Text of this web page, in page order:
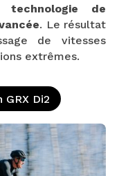
technologie de
. Le résultat
de vitesses
extrêmes.
Di2